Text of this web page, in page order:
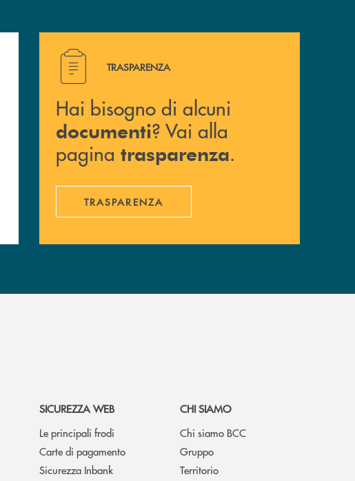
Hai bisogno di alcuni documenti ? Vai alla pagina
TRASPARENZA
Hai bisogno di alcuni
documenti? Vai alla
pagina trasparenza.
TRASPARENZA
SICUREZZA WEB
Le principali frodi
Carte di pagamento
Sicurezza Inbank
CHI SIAMO
Chi siamo BCC
Gruppo
Territorio